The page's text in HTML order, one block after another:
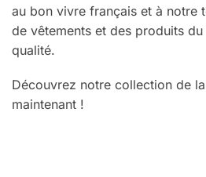
au bon vivre français et à notre
de vêtements et des produits
qualité.
Découvrez notre collection de la
maintenant !